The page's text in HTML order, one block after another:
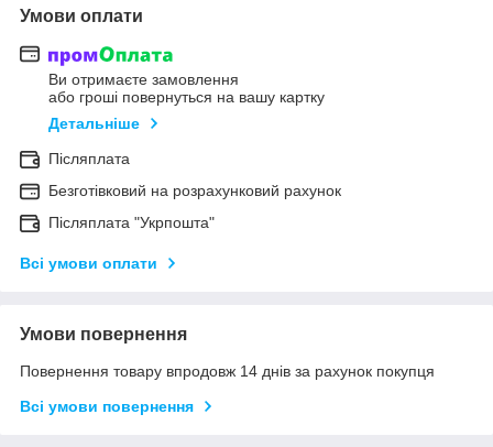
Умови оплати
Ви отримаєте замовлення
або гроші повернуться на вашу картку
Детальніше
Післяплата
Безготівковий на розрахунковий рахунок
Післяплата "Укрпошта"
Всі умови оплати
Умови повернення
Повернення товару впродовж 14 днів за рахунок покупця
Всі умови повернення